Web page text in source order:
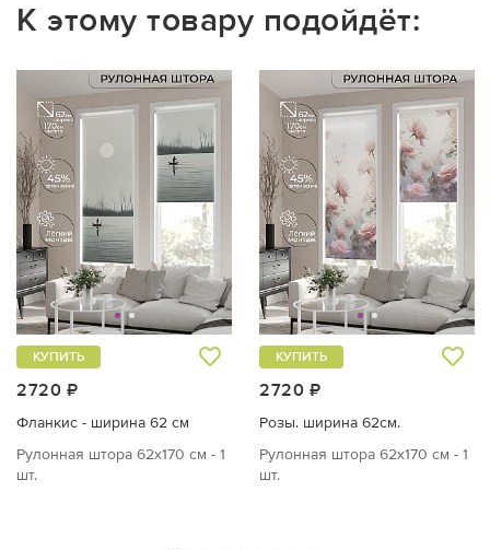
К этому товару подойдёт:
2720 ₽
КУПИТЬ
Фланкис - ширина 62 см
Рулонная штора 62х170 см - 1
шт.
2720 ₽
КУПИТЬ
Розы. ширина 62см.
Рулонная штора 62х170 см - 1
шт.